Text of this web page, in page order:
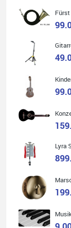
Das Musikhaus
Ich habe eine
Die Qualität und
ich empfehle es
möchte.
Carsten
Ich war auf der
telefonisch.
wurde alles
abholen musste.
Fürst
Lyra